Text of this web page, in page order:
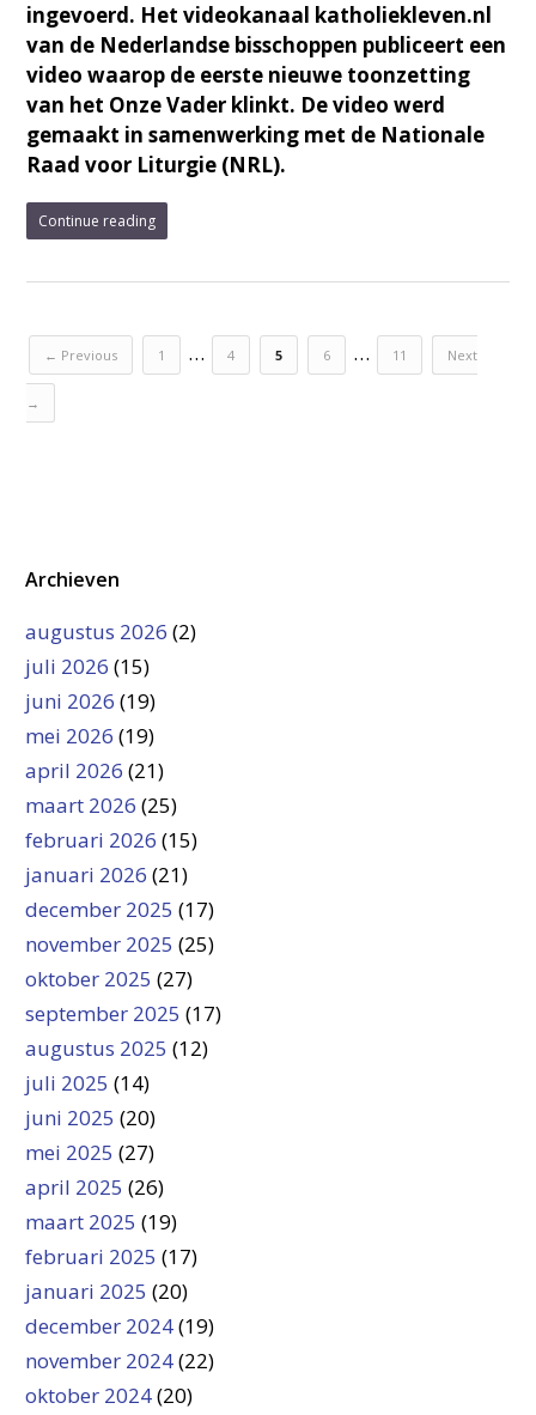
ingevoerd. Het videokanaal katholiekleven.nl
van de Nederlandse bisschoppen publiceert een
video waarop de eerste nieuwe toonzetting
van het Onze Vader klinkt. De video werd
gemaakt in samenwerking met de Nationale
Raad voor Liturgie (NRL).
Continue reading
← Previous 1 … 4 5 6 … 11 Next
→
Archieven
augustus 2026 (2)
juli 2026 (15)
juni 2026 (19)
mei 2026 (19)
april 2026 (21)
maart 2026 (25)
februari 2026 (15)
januari 2026 (21)
december 2025 (17)
november 2025 (25)
oktober 2025 (27)
september 2025 (17)
augustus 2025 (12)
juli 2025 (14)
juni 2025 (20)
mei 2025 (27)
april 2025 (26)
maart 2025 (19)
februari 2025 (17)
januari 2025 (20)
december 2024(19)
november 2024(22)
oktober 2024(20)